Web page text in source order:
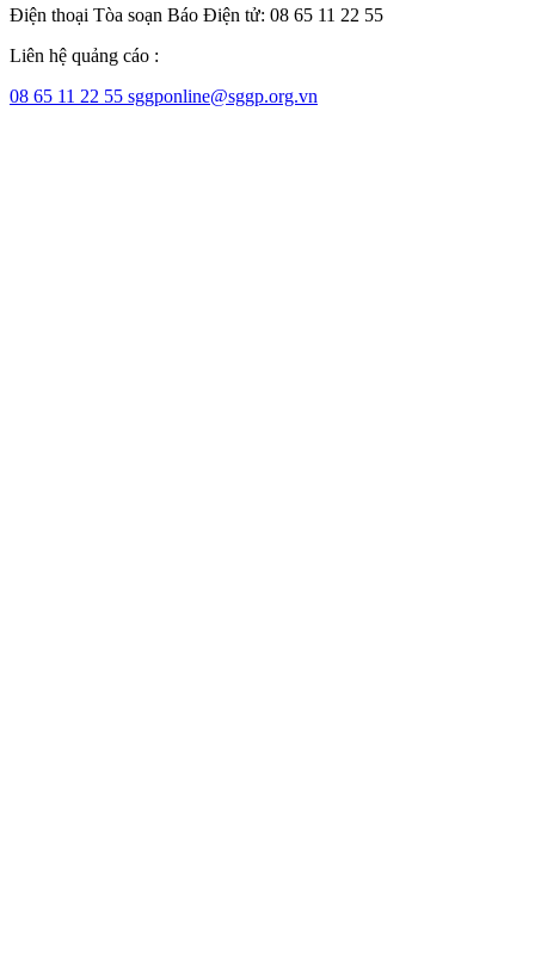
Điện thoại Tòa soạn Báo Điện tử: 08 65 11 22 55
Liên hệ quảng cáo :
08 65 11 22 55 sggponline@sggp.org.vn